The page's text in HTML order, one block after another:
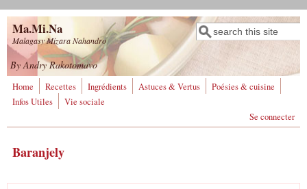
Aller au contenu principal
Ma.Mi.Na
Malagasy Mizara Nahandro
Formulaire de
recherche
Rechercher
By Andry Rakotomavo
Home Recettes Ingrédients Astuces & Vertus
Poésies & cuisine
Infos Utiles
Vie sociale
Se connecter
Baranjely